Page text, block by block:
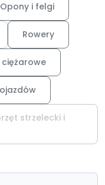
Opony i felgi
Rowery
strzelecki i